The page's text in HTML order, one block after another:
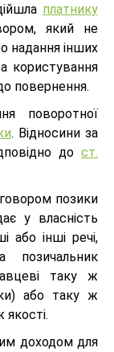
платнику
який не
надання інших
користування
повернення.
поворотної
. Відносини за
до ст.
позики
у власність
або інші речі,
позичальник
таку ж
або таку ж
якості.
доходом для